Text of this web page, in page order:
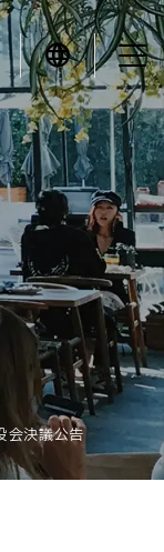
language
決議公告